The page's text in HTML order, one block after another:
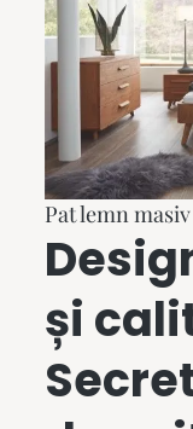
Pat lemn masiv
și